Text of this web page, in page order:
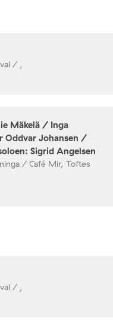
/ ,
Mäkelä / Inga
Oddvar Johansen /
Sigrid Angelsen
/ Café Mir, Toftes
/ ,